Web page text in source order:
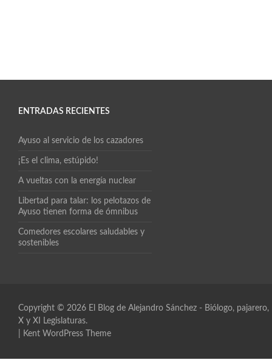
ENTRADAS RECIENTES
Ayuso al servicio de los cazadores
¡Es el clima, estúpido!
A vueltas con la energía nuclear
Libertad para talar: los pelotazos de
Ayuso tienen forma de ómnibus
Comedores escolares saludables y
sostenibles
Copyright © 2026 El Blog de Alejandro Sánchez - Biólogo,
X y XI Legislaturas.
Kent WordPress Theme